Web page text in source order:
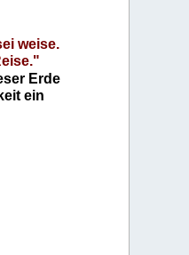
weise.
Erde
ein